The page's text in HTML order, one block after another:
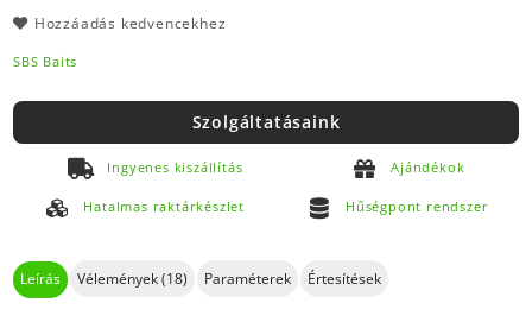
Hozzáadás kedvencekhez
SBS Baits
Szolgáltatásaink
Ingyenes kiszállítás Ajándékok
Hatalmas raktárkészlet Hűségpont rendszer
Leírás Vélemények (18) Paraméterek Értesítések